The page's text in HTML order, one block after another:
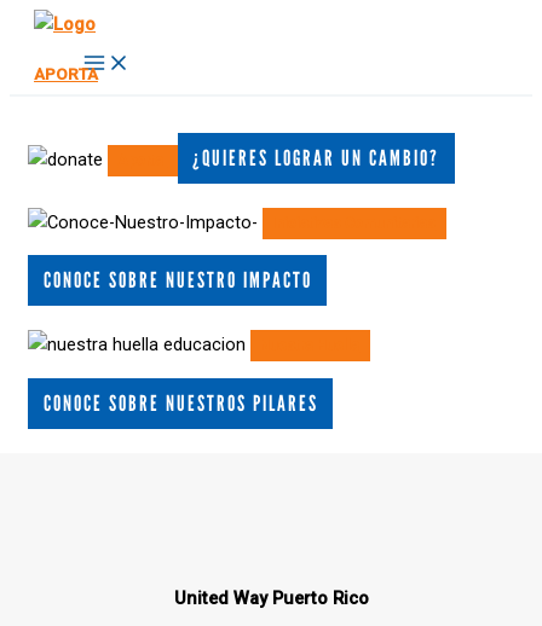
contenido
Main
Menu
APORTA
¿QUIERES LOGRAR UN CAMBIO?
CONOCE SOBRE NUESTRO IMPACTO
CONOCE SOBRE NUESTROS PILARES
United Way Puerto Rico